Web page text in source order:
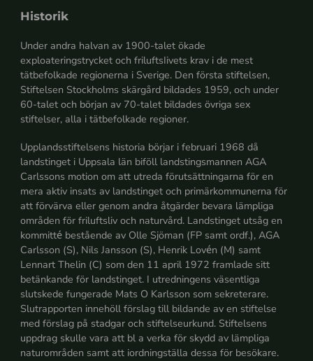
Historik
Under andra halvan av 1900-talet ökade
exploateringstrycket och friluftsIivets krav i de mest
tätbefolkade regionerna i Sverige. Den första stiftelsen,
Stiftelsen Stockholms skärgård bildades 1959, och under
60-talet och början av 70-talet bildades övriga sex
stiftelser, alla i tätbefolkade regioner.
Upplandsstiftelsens historia börjar i februari 1968 då
landstinget i Uppsala län biföll landstingsmannen AGA
Carlssons motion om att utreda förutsättningarna för en
mera aktiv insats av landstinget och primärkommunerna för
att förvärva eller genom andra åtgärder bevara lämpliga
områden för friluftsliv och naturvård. Landstinget utsåg en
kommitté bestående av Olle Sjöman (FP samt ordf.), AGA
Carlsson (S), Nils Jansson (S), Henrik Lovén (M) samt
Lennart Thelin (C) som den 11 april 1972 framlade sitt
betänkande för landstinget. I utredningens väsentliga
slutskede fungerade Mats O Karlsson som sekreterare.
Slutrapporten innehöll förslag till bildande av en stiftelse
med förslag på stadgar och stiftelseurkund. Stiftelsens
uppdrag skulle vara att bl a verka för skydd av lämpliga
naturområden samt att iordningställa dessa för besökare.